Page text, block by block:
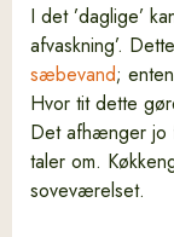
I det ’daglige’
afvaskning’.
sæbevand;
Hvor tit dette
Det afhænger jo
taler om.
soveværelset.